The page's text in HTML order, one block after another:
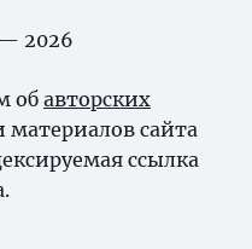
2026
об авторских
сайта
ссылка